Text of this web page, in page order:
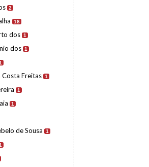
2
18
dos 1
dos 1
Costa Freitas 1
1
1
de Sousa 1